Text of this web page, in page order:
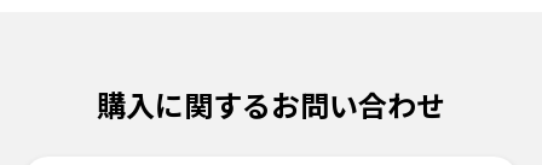
購入に関するお問い合わせ